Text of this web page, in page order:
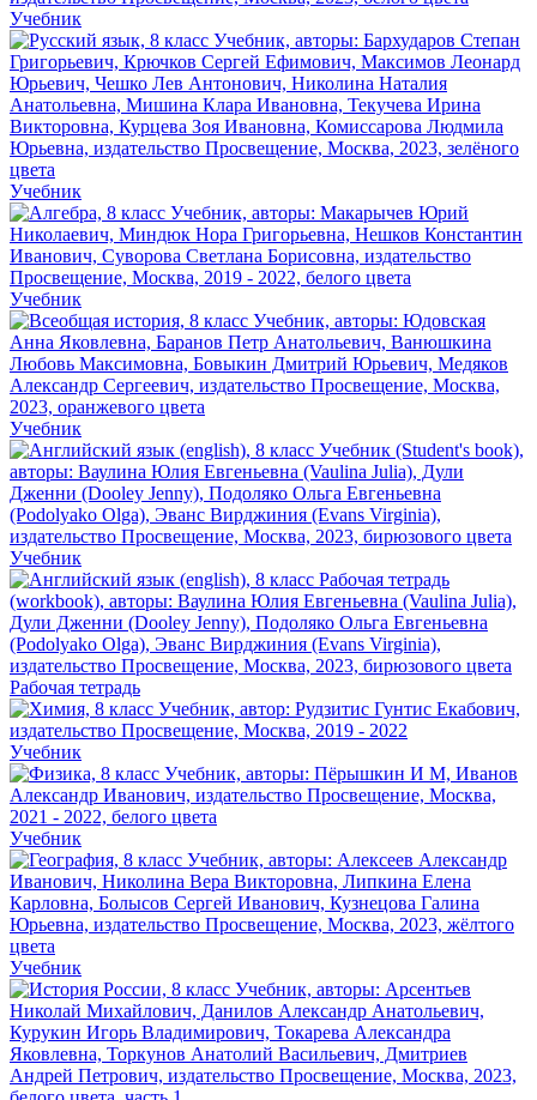
Учебник
Учебник
Учебник
Учебник
Учебник
Рабочая тетрадь
Учебник
Учебник
Учебник